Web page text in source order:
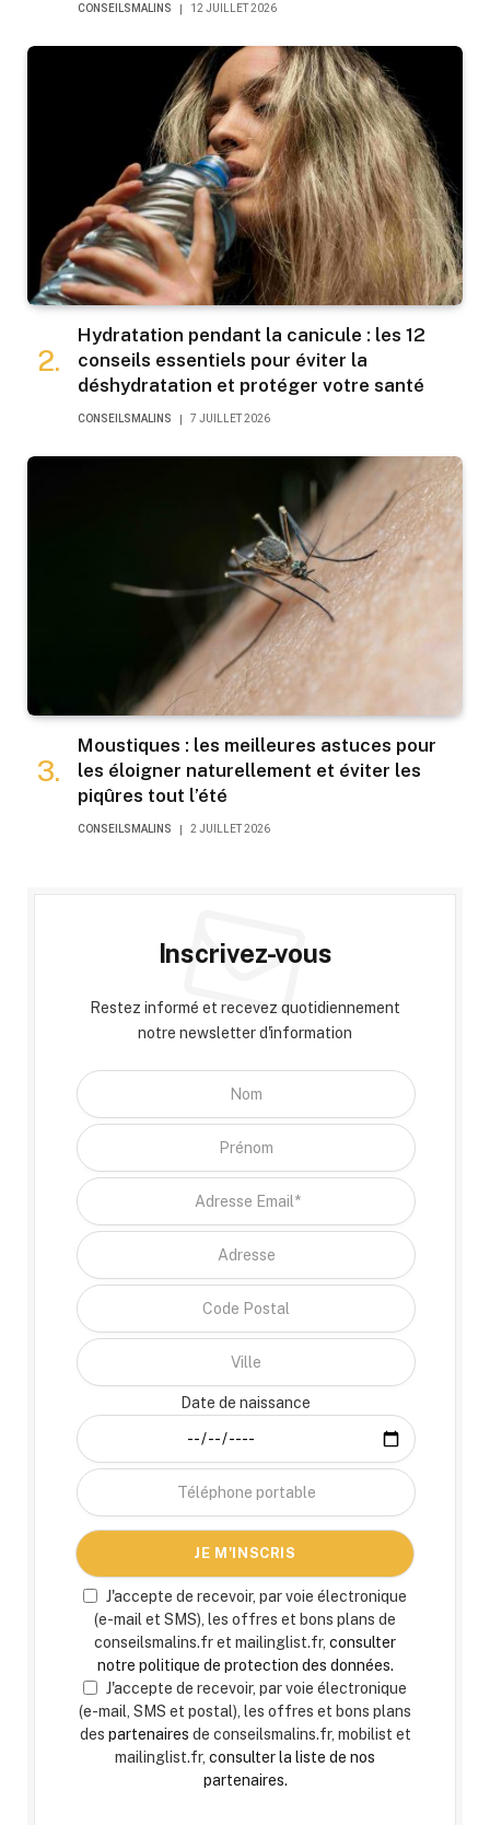
CONSEILSMALINS 12 JUILLET 2026
Hydratation pendant la canicule : les 12
conseils essentiels pour éviter la
déshydratation et protéger votre santé
CONSEILSMALINS 7 JUILLET 2026
Moustiques : les meilleures astuces pour
les éloigner naturellement et éviter les
piqûres tout l’été
CONSEILSMALINS 2 JUILLET 2026
Inscrivez-vous
Restez informé et recevez quotidiennement
notre newsletter d'information
Date de naissance
J'accepte de recevoir, par voie électronique
(e-mail et SMS), les offres et bons plans de
conseilsmalins.fr et mailinglist.fr, consulter
notre politique de protection des données.
J'accepte de recevoir, par voie électronique
(e-mail, SMS et postal), les offres et bons plans
des partenaires de conseilsmalins.fr, mobilist et
mailinglist.fr, consulter la liste de nos
partenaires.